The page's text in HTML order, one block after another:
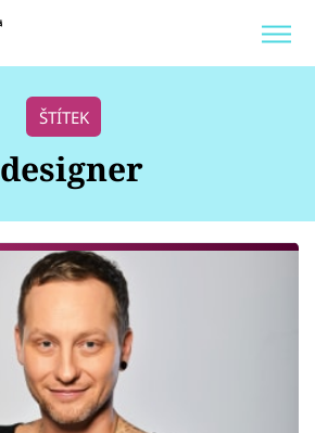
POKOJOVÉ KVĚTINY
ZAHRADA
ŠTÍTEK
designer